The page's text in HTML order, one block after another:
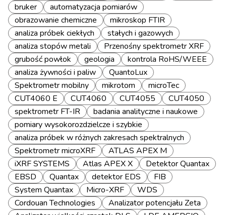
bruker
automatyzacja pomiarów
obrazowanie chemiczne
mikroskop FTIR
analiza próbek ciekłych
stałych i gazowych
analiza stopów metali
Przenośny spektrometr XRF
grubość powłok
geologia
kontrola RoHS/WEEE
analiza żywności i paliw
QuantoLux
Spektrometr mobilny
mikrotom
microTec
CUT4060 E
CUT4060 CUT4055
CUT4050
spektrometr FT-IR
badania analityczne i naukowe
pomiary wysokorozdzielcze i szybkie
analiza próbek w różnych zakresach spektralnych
Spektrometr microXRF
ATLAS APEX M
iXRF SYSTEMS
Atlas APEX X
Detektor Quantax
EBSD
Quantax detektor EDS
FIB
System Quantax
Micro-XRF
WDS
Cordouan Technologies
Analizator potencjału Zeta